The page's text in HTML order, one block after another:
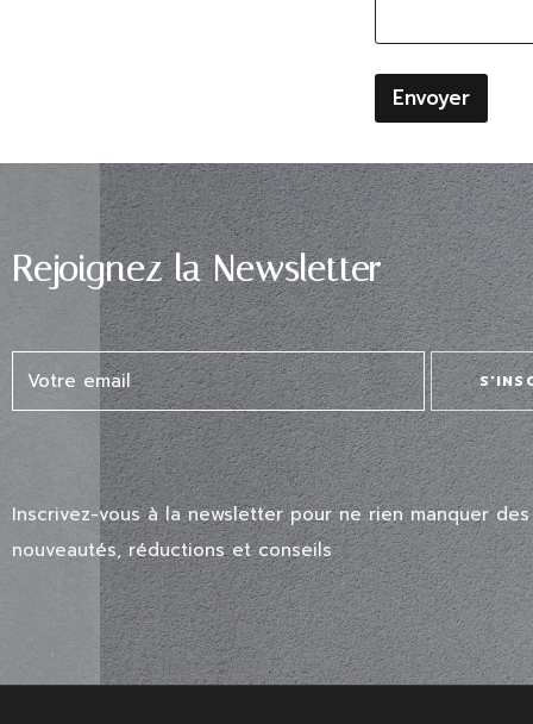
Envoyer
Rejoignez la Newsletter
Inscrivez-vous à la newsletter pour ne rien manquer des
nouveautés, réductions et conseils